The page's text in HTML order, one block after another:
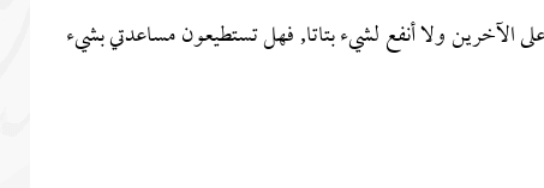
الآخرين ولا أنفع لشيء بتاتا, فهل تستطيعون مساعدتي بشيء